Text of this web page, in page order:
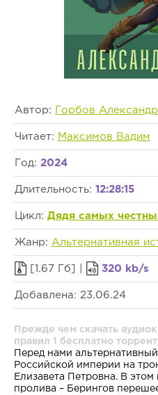
Автор: Горбов Александр
Читает: Максимов Вадим
Год: 2024
Длительность: 12:28:15
Цикл: Дядя самых
Жанр: Альтернативная
[1.67 Гб] | 320 kb/s
Добавлена: 23.06.24
Прежде чем скачать
правил 1 бесплатно
Перед нами
Российской империи на
Елизавета Петровна. В
пролива – Берингов